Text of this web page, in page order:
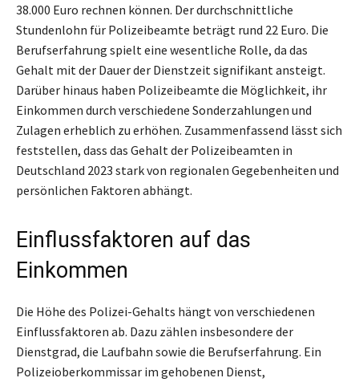
38.000 Euro rechnen können. Der durchschnittliche
Stundenlohn für Polizeibeamte beträgt rund 22 Euro. Die
Berufserfahrung spielt eine wesentliche Rolle, da das
Gehalt mit der Dauer der Dienstzeit signifikant ansteigt.
Darüber hinaus haben Polizeibeamte die Möglichkeit, ihr
Einkommen durch verschiedene Sonderzahlungen und
Zulagen erheblich zu erhöhen. Zusammenfassend lässt sich
feststellen, dass das Gehalt der Polizeibeamten in
Deutschland 2023 stark von regionalen Gegebenheiten und
persönlichen Faktoren abhängt.
Einflussfaktoren auf das
Einkommen
Die Höhe des Polizei-Gehalts hängt von verschiedenen
Einflussfaktoren ab. Dazu zählen insbesondere der
Dienstgrad, die Laufbahn sowie die Berufserfahrung. Ein
Polizeioberkommissar im gehobenen Dienst,